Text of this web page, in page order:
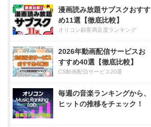
漫画読み放題サブスクおすす
め11選【徹底比較】
オリコン顧客満足度ランキング
2026年動画配信サービスお
すすめ40選【徹底比較】
CS動画配信サービス20選
毎週の音楽ランキングから、
ヒットの推移をチェック！